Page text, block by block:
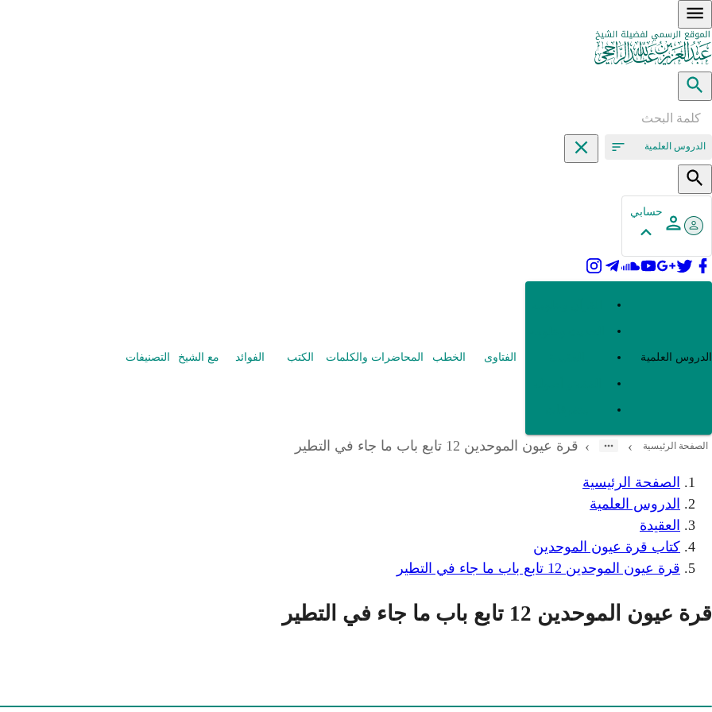
الدروس العلمية
حسابي
الدروس العلمية الفتاوى الخطب المحاضرات والكلمات الكتب الفوائد مع الشيخ التصنيفات
الصفحة الرئيسية ›
› قرة عيون الموحدين 12 تابع باب ما جاء في التطير
الصفحة الرئيسية
الدروس العلمية
العقيدة
كتاب قرة عيون الموحدين
قرة عيون الموحدين 12 تابع باب ما جاء في التطير
قرة عيون الموحدين 12 تابع باب ما جاء في التطير